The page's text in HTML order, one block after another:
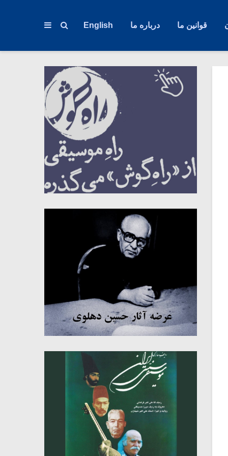
قوانین ما درباره ما English
میکلوش روژا